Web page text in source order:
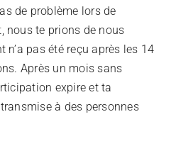
de problème lors de
nous te prions de nous
n’a pas été reçu après les 14
Après un mois sans
expire et ta
à des personnes